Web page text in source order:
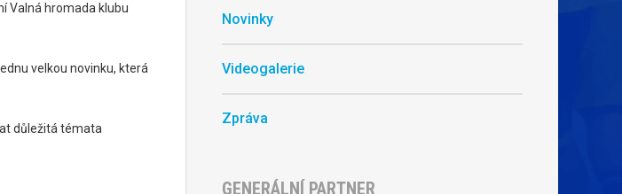
Valná hromada klubu
velkou novinku, která
důležitá témata
Novinky
Videogalerie
Zpráva
GENERÁLNÍ PARTNER